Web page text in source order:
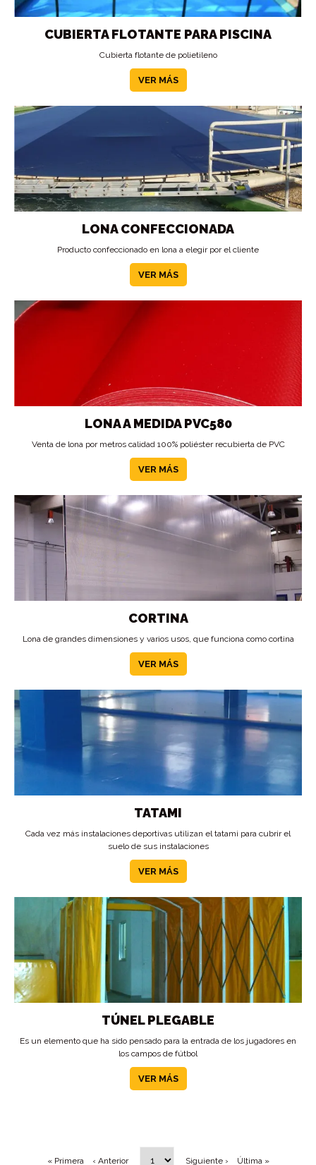
CUBIERTA FLOTANTE PARA PISCINA
Cubierta flotante de polietileno
VER MÁS
LONA CONFECCIONADA
Producto confeccionado en lona a elegir por el cliente
VER MÁS
LONA A MEDIDA PVC580
Venta de lona por metros calidad 100% poliéster recubierta de PVC
VER MÁS
CORTINA
Lona de grandes dimensiones y varios usos, que funciona como cortina
VER MÁS
TATAMI
Cada vez más instalaciones deportivas utilizan el tatami para cubrir el
suelo de sus instalaciones
VER MÁS
TÚNEL PLEGABLE
Es un elemento que ha sido pensado para la entrada de los jugadores en
los campos de fútbol
VER MÁS
« Primera ‹ Anterior Siguiente › Última »